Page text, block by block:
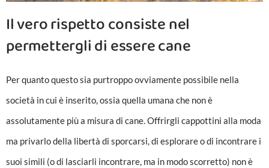
Il vero rispetto consiste nel
permettergli di essere cane
Per quanto questo sia purtroppo ovviamente possibile nella
società in cui è inserito, ossia quella umana che non è
assolutamente più a misura di cane. Offrirgli cappottini alla moda
ma privarlo della libertà di sporcarsi, di esplorare o di incontrare i
suoi simili (o di lasciarli incontrare, ma in modo scorretto) non è